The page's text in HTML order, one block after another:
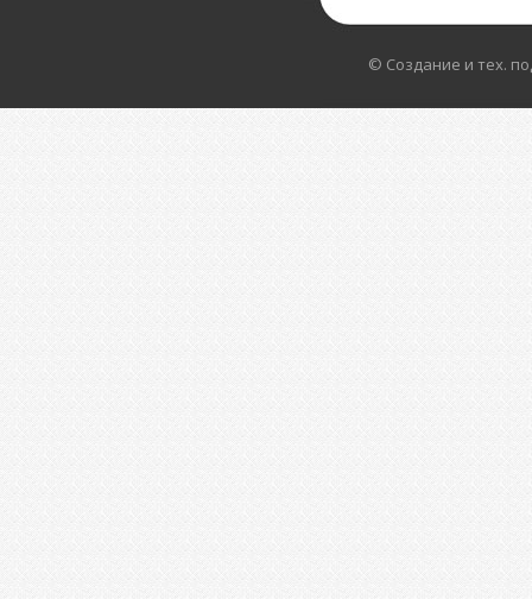
© Создание и тех.